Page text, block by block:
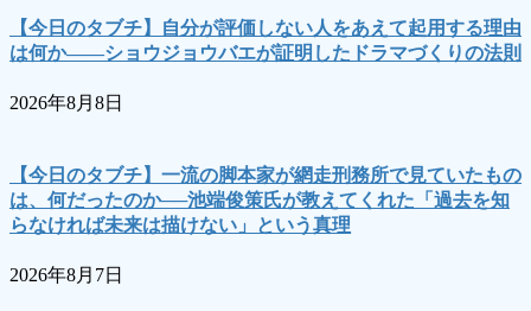
【今日のタブチ】自分が評価しない人をあえて起用する理由
は何か――ショウジョウバエが証明したドラマづくりの法則
2026年8月8日
【今日のタブチ】一流の脚本家が網走刑務所で見ていたもの
は、何だったのか──池端俊策氏が教えてくれた「過去を知
らなければ未来は描けない」という真理
2026年8月7日